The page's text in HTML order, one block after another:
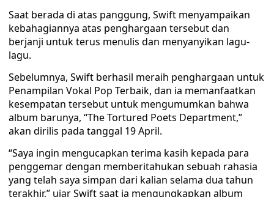
Saat berada di atas panggung, Swift menyampaikan
kebahagiannya atas penghargaan tersebut dan
berjanji untuk terus menulis dan menyanyikan lagu-
lagu.
Sebelumnya, Swift berhasil meraih penghargaan untuk
Penampilan Vokal Pop Terbaik, dan ia memanfaatkan
kesempatan tersebut untuk mengumumkan bahwa
album barunya, “The Tortured Poets Department,”
akan dirilis pada tanggal 19 April.
“Saya ingin mengucapkan terima kasih kepada para
penggemar dengan memberitahukan sebuah rahasia
yang telah saya simpan dari kalian selama dua tahun
terakhir,” ujar Swift saat ia mengungkapkan album